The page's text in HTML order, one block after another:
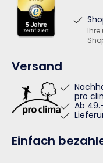
Versand
pro
Ab
Einfach